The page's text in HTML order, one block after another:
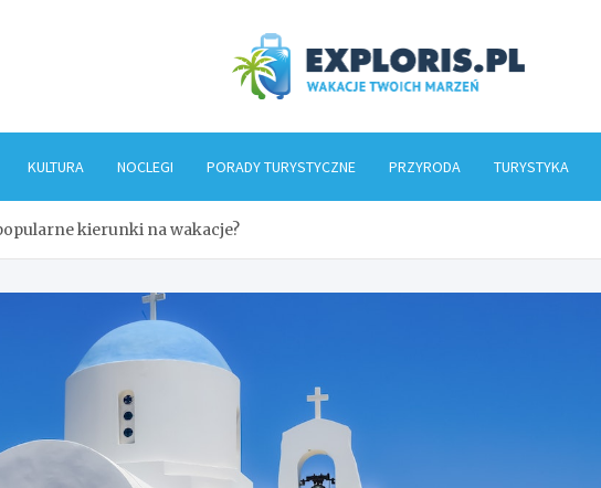
KULTURA NOCLEGI PORADY TURYSTYCZNE PRZYRODA TURYSTYKA
kierunki na wakacje?